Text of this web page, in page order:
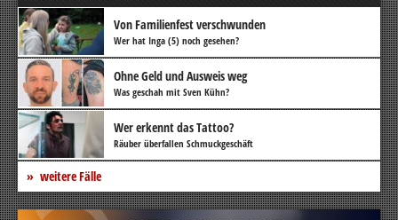
Von Familienfest verschwunden
Wer hat Inga (5) noch gesehen?
Ohne Geld und Ausweis weg
Was geschah mit Sven Kühn?
Wer erkennt das Tattoo?
Räuber überfallen Schmuckgeschäft
weitere Fälle